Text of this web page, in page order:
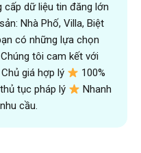
cấp dữ liệu tin đăng lớn
Nhà Phố, Villa, Biệt
có những lựa chọn
tôi cam kết với
giá hợp lý
100%
tục pháp lý
Nhanh
cầu.